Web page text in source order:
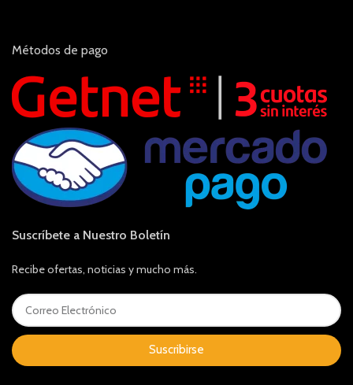
Métodos de pago
Suscríbete a Nuestro Boletín
Recibe ofertas, noticias y mucho más.
Suscribirse